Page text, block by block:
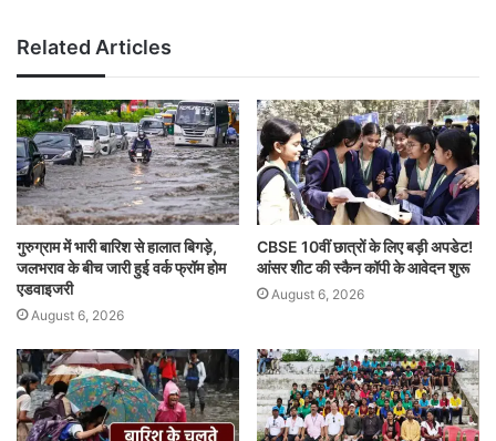
Related Articles
गुरुग्राम में भारी बारिश से हालात बिगड़े,
जलभराव के बीच जारी हुई वर्क फ्रॉम होम
एडवाइजरी
August 6, 2026
CBSE 10वीं छात्रों के लिए बड़ी अपडेट!
आंसर शीट की स्कैन कॉपी के आवेदन शुरू
August 6, 2026